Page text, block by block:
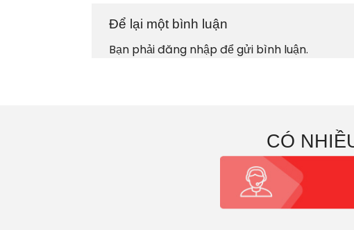
Để lại một bình luận
Bạn phảiđăng nhậpđể gửi bình luận.
CÓ